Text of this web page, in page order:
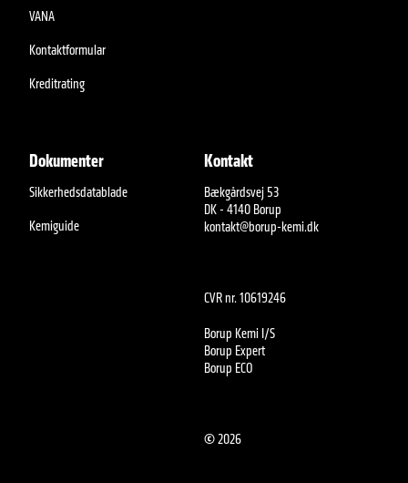
VANA
Kontaktformular
Kreditrating
Dokumenter
Sikkerhedsdatablade
Kemiguide
Kontakt
Bækgårdsvej 53
DK - 4140 Borup
kontakt@borup-kemi.dk
CVR nr. 10619246
Borup Kemi I/S
Borup Expert
Borup ECO
©2026